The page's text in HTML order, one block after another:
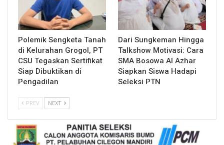
Polemik Sengketa Tanah
di Kelurahan Grogol, PT
CSU Tegaskan Sertifikat
Siap Dibuktikan di
Pengadilan
Dari Sungkeman Hingga
Talkshow Motivasi: Cara
SMA Bosowa Al Azhar
Siapkan Siswa Hadapi
Seleksi PTN
PREV NEXT